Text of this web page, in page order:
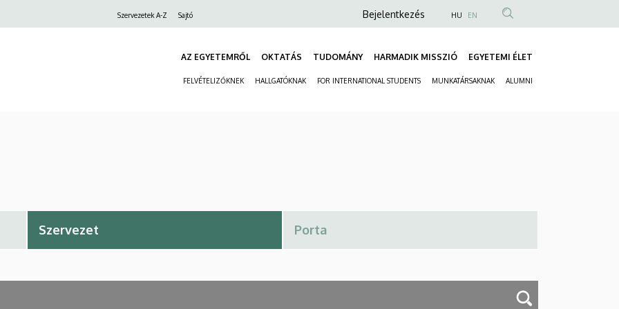
Szervezetek A-Z Sajtó
Anonim
fiók
Bejelentkezés HU EN
AZ EGYETEMRŐL OKTATÁS TUDOMÁNY HARMADIK MISSZIÓ EGYETEMI ÉLET
FELVÉTELIZŐKNEK HALLGATÓKNAK FOR INTERNATIONAL STUDENTS MUNKATÁRSAKNAK ALUMNI